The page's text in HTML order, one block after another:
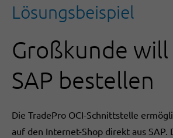
Lösungsbeispiel
Großkunde will
SAP bestellen
Die TradePro OCI-Schnittstelle
auf den Internet-Shop direkt aus SAP.